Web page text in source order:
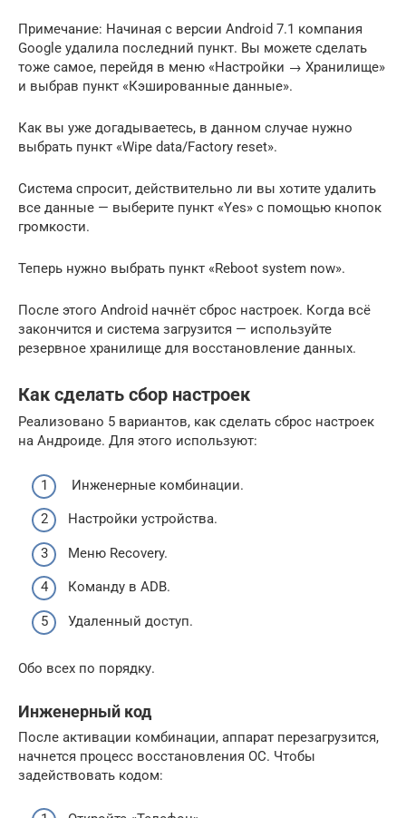
Примечание: Начиная с версии Android 7.1 компания
Google удалила последний пункт. Вы можете сделать
тоже самое, перейдя в меню «Настройки → Хранилище»
и выбрав пункт «Кэшированные данные».
Как вы уже догадываетесь, в данном случае нужно
выбрать пункт «Wipe data/Factory reset».
Система спросит, действительно ли вы хотите удалить
все данные — выберите пункт «Yes» с помощью кнопок
громкости.
Теперь нужно выбрать пункт «Reboot system now».
После этого Android начнёт сброс настроек. Когда всё
закончится и система загрузится — используйте
резервное хранилище для восстановление данных.
Как сделать сбор настроек
Реализовано 5 вариантов, как сделать сброс настроек
на Андроиде. Для этого используют:
Инженерные комбинации.
Настройки устройства.
Меню Recovery.
Команду в ADB.
Удаленный доступ.
Обо всех по порядку.
Инженерный код
После активации комбинации, аппарат перезагрузится,
начнется процесс восстановления ОС. Чтобы
задействовать кодом: